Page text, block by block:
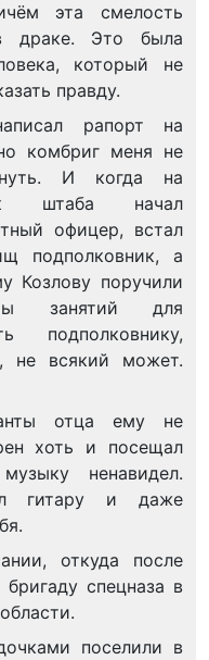
эта смелость
драке. Это была
который не
правду.
рапорт на
комбриг меня не
И когда на
штаба начал
офицер, встал
подполковник, а
Козлову поручили
занятий для
подполковнику,
не всякий может.
отца ему не
хоть и посещал
ненавидел.
гитару и даже
откуда после
спецназа в
поселили в